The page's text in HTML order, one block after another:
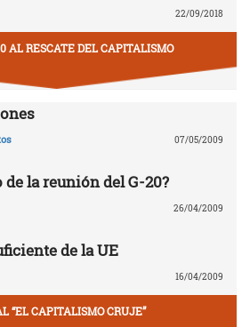
22/09/2018
AL RESCATE DEL CAPITALISMO
07/05/2009
de la reunión del G-20?
26/04/2009
de la UE
16/04/2009
“EL CAPITALISMO CRUJE”